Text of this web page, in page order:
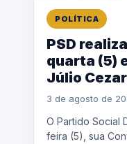
POLÍTICA
PSD
quarta (5)
Júlio
3 de agosto de
O Partido Social
feira (5), sua